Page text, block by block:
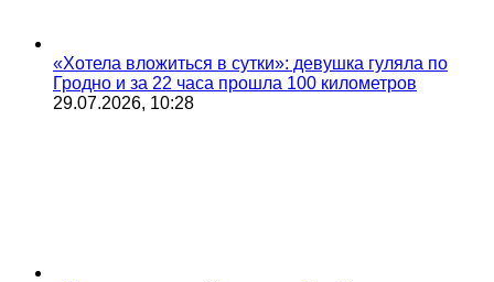
«Хотела вложиться в сутки»: девушка гуляла по
Гродно и за 22 часа прошла 100 километров
29.07.2026, 10:28